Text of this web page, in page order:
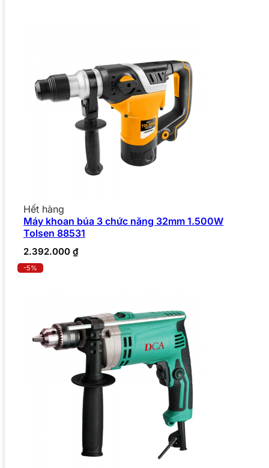
Hết hàng
Máy khoan búa 3 chức năng 32mm 1.500W
Tolsen 88531
2.392.000 ₫
-5%